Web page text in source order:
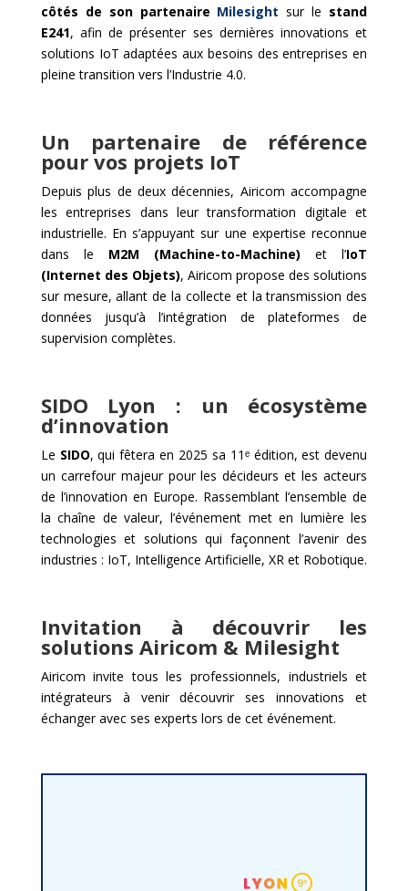
côtés de son partenaire Milesight sur le stand
E241, afin de présenter ses dernières innovations et
solutions IoT adaptées aux besoins des entreprises en
pleine transition vers l’Industrie 4.0.
Un partenaire de référence
pour vos projets IoT
Depuis plus de deux décennies, Airicom accompagne
les entreprises dans leur transformation digitale et
industrielle. En s’appuyant sur une expertise reconnue
dans le M2M (Machine-to-Machine) et l’IoT
(Internet des Objets), Airicom propose des solutions
sur mesure, allant de la collecte et la transmission des
données jusqu’à l’intégration de plateformes de
supervision complètes.
SIDO Lyon : un écosystème
d’innovation
Le SIDO, qui fêtera en 2025 sa 11ᵉ édition, est devenu
un carrefour majeur pour les décideurs et les acteurs
de l’innovation en Europe. Rassemblant l’ensemble de
la chaîne de valeur, l’événement met en lumière les
technologies et solutions qui façonnent l’avenir des
industries : IoT, Intelligence Artificielle, XR et Robotique.
Invitation à découvrir les
solutions Airicom & Milesight
Airicom invite tous les professionnels, industriels et
intégrateurs à venir découvrir ses innovations et
échanger avec ses experts lors de cet événement.